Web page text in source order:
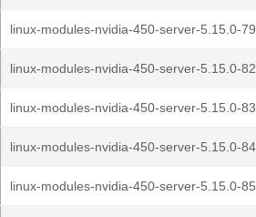
linux-modules-nvidia-450-server-5.15.0-
linux-modules-nvidia-450-server-5.15.0-
linux-modules-nvidia-450-server-5.15.0-
linux-modules-nvidia-450-server-5.15.0-
linux-modules-nvidia-450-server-5.15.0-